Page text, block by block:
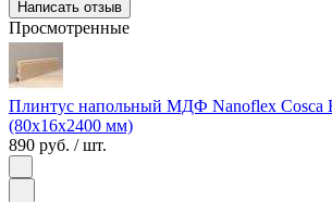
Написать отзыв
Просмотренные
Плинтус напольный МДФ Nanoflex Cosca
(80х16х2400 мм)
890 руб. / шт.